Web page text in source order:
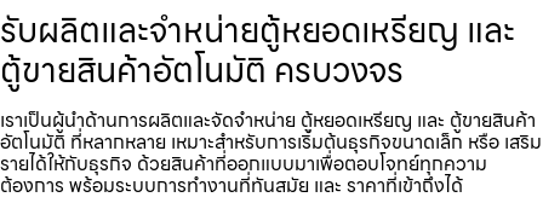
รับผลิตและจำหน่ายตู้หยอดเหรียญ และ
ตู้ขายสินค้าอัตโนมัติ ครบวงจร
เราเป็นผู้นำด้านการผลิตและจัดจำหน่าย ตู้หยอดเหรียญ และ ตู้ขายสินค้า
อัตโนมัติ ที่หลากหลาย เหมาะสำหรับการเริ่มต้นธุรกิจขนาดเล็ก หรือ เสริม
รายได้ให้กับธุรกิจ ด้วยสินค้าที่ออกแบบมาเพื่อตอบโจทย์ทุกความ
ต้องการ พร้อมระบบการทำงานที่ทันสมัย และ ราคาที่เข้าถึงได้